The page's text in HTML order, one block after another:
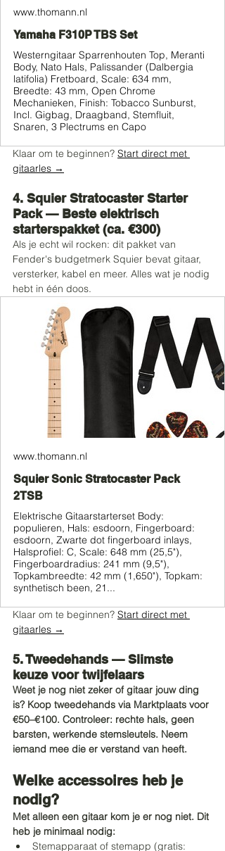
www.thomann.nl
Yamaha F310P TBS Set
Westerngitaar Sparrenhouten Top, Meranti
Body, Nato Hals, Palissander (Dalbergia
latifolia) Fretboard, Scale: 634 mm,
Breedte: 43 mm, Open Chrome
Mechanieken, Finish: Tobacco Sunburst,
Incl. Gigbag, Draagband, Stemfluit,
Snaren, 3 Plectrums en Capo
Klaar om te beginnen? Start direct met
gitaarles →
4. Squier Stratocaster Starter
Pack — Beste elektrisch
starterspakket (ca. €300)
Als je echt wil rocken: dit pakket van
Fender's budgetmerk Squier bevat gitaar,
versterker, kabel en meer. Alles wat je nodig
hebt in één doos.
www.thomann.nl
Squier Sonic Stratocaster Pack
2TSB
Elektrische Gitaarstarterset Body:
populieren, Hals: esdoorn, Fingerboard:
esdoorn, Zwarte dot fingerboard inlays,
Halsprofiel: C, Scale: 648 mm (25,5"),
Fingerboardradius: 241 mm (9,5"),
Topkambreedte: 42 mm (1,650"), Topkam:
synthetisch been, 21...
Klaar om te beginnen? Start direct met
gitaarles →
5. Tweedehands — Slimste
keuze voor twijfelaars
Weet je nog niet zeker of gitaar jouw ding
is? Koop tweedehands via Marktplaats voor
€50–€100. Controleer: rechte hals, geen
barsten, werkende stemsleutels. Neem
iemand mee die er verstand van heeft.
Welke accessoires heb je
nodig?
Met alleen een gitaar kom je er nog niet. Dit
heb je minimaal nodig:
Stemapparaat of stemapp (gratis: